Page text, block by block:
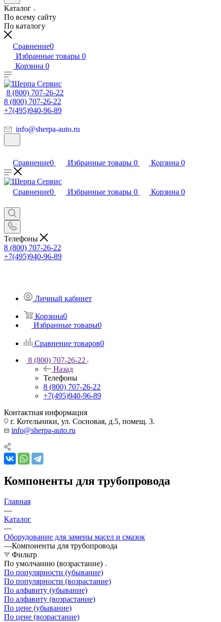
Каталог
По всему сайту
По каталогу
Сравнение0
Избранные товары 0
Корзина 0
8 (800) 707-26-22
8 (800) 707-26-22
+7(495)940-96-89
info@sherpa-auto.ru
Сравнение0 Избранные товары 0 Корзина 0
Сравнение0 Избранные товары 0 Корзина 0
Телефоны
8 (800) 707-26-22
+7(495)940-96-89
Личный кабинет
Корзина0
Избранные товары0
Сравнение товаров0
8 (800) 707-26-22
Назад
Телефоны
8 (800) 707-26-22
+7(495)940-96-89
Контактная информация
г. Котельники, ул. Сосновая, д.5, помещ. 3.
info@sherpa-auto.ru
Компоненты для трубопровода
Главная
—
Каталог
—
Оборудование для замены масел и смазок
—Компоненты для трубопровода
Фильтр
По умолчанию (возрастание)
По популярности (убывание)
По популярности (возрастание)
По алфавиту (убывание)
По алфавиту (возрастание)
По цене (убывание)
По цене (возрастание)